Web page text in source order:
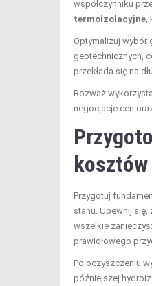
współczynniku
termoizolacyjne,
Optymalizuj wybór
geotechnicznych,
przekłada się na
Rozważ
negocjacje cen
kosztów
Przygotuj
stanu. Upewnij
wszelkie
prawidłowego
Po oczyszczeniu
późniejszej